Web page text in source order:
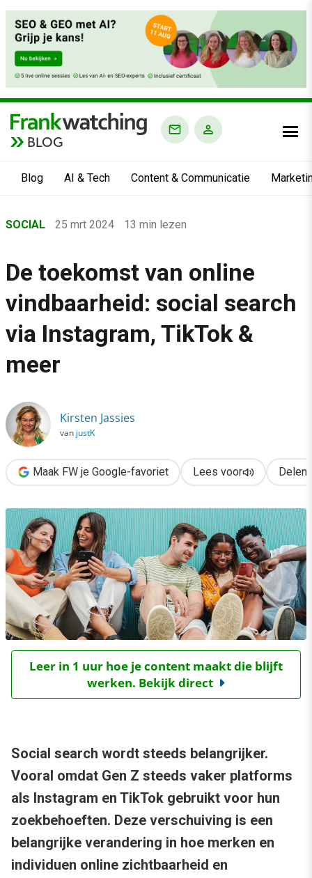
BLOG
Blog AI & Tech Content & Communicatie
›
›
Social
De toekomst van online vindbaarheid: social search via
SOCIAL 25 mrt 2024 13 min lezen
De toekomst van online
vindbaarheid: social search
via Instagram, TikTok &
meer
Kirsten Jassies
van justK
Maak FW je Google-favoriet Lees voor Delen
Leer in 1 uur hoe je content maakt die blijft
werken. Bekijk direct
Social search wordt steeds belangrijker.
Vooral omdat Gen Z steeds vaker platforms
als Instagram en TikTok gebruikt voor hun
zoekbehoeften. Deze verschuiving is een
belangrijke verandering in hoe merken en
individuen online zichtbaarheid en